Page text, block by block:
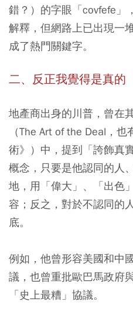
錯？）的字眼「covfefe」
解釋，但網路上已出現一
成了熱門關鍵字。
二、反正我覺得是真
地產商出身的川普，曾在
（The Art of the Deal，
術》）中，提到「誇飾真
概念，只要是他認同的人
地，用「偉大」、「出色
容；反之，對於不認同的
底。
例如，他曾形容美國和中
議，也曾重批歐巴馬政府
「史上最糟」協議。